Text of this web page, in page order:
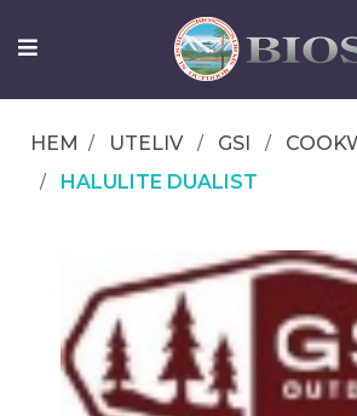
FISKEUTRUSTNING
OM
IFISH
HEM UTELIV GSI
HALULITE DUALIST